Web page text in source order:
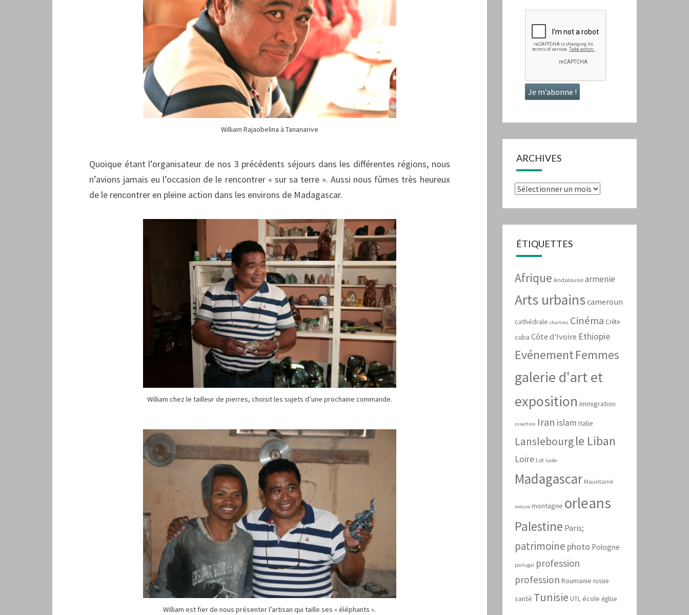
William Rajaobelina à Tananarive
Quoique étant l’organisateur de nos 3 précédents séjours dans les différentes régions, nous
n’avions jamais eu l’occasion de le rencontrer « sur sa terre ». Aussi nous fûmes très heureux
de le rencontrer en pleine action dans les environs de Madagascar.
William chez le tailleur de pierres, choisit les sujets d’une prochaine commande.
William est fier de nous présenter l’artisan qui taille ses « éléphants ».
ARCHIVES
Archives
ÉTIQUETTES
Afrique Andalousie armenie
Arts urbainscameroun
cathédrale chartres Cinéma Crête
cuba Côte d'Ivoire Ethiopie
EvénementFemmes
galerie d'art et
exposition immigration
insertion Iran islam Italie
Lanslebourg le Liban
Loire Lot lycée
Madagascar Mauritanie
meuse montagne orleans
Palestine Paris;
patrimoine photo Pologne
portugal profession
profession Roumanie russie
santé Tunisie UTL école église